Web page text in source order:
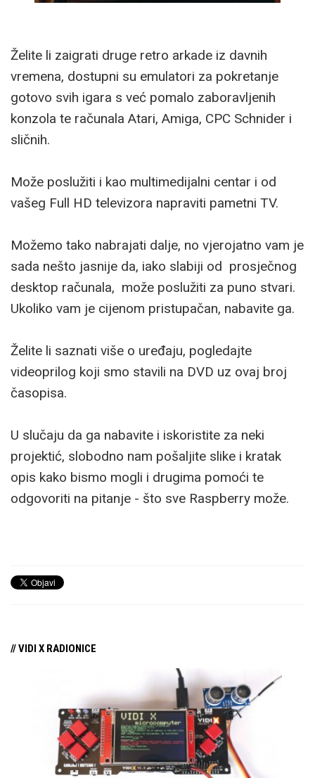
Želite li zaigrati druge retro arkade iz davnih
vremena, dostupni su emulatori za pokretanje
gotovo svih igara s već pomalo zaboravljenih
konzola te računala Atari, Amiga, CPC Schnider i
sličnih.
Može poslužiti i kao multimedijalni centar i od
vašeg Full HD televizora napraviti pametni TV.
Možemo tako nabrajati dalje, no vjerojatno vam je
sada nešto jasnije da, iako slabiji od prosječnog
desktop računala, može poslužiti za puno stvari.
Ukoliko vam je cijenom pristupačan, nabavite ga.
Želite li saznati više o uređaju, pogledajte
videoprilog koji smo stavili na DVD uz ovaj broj
časopisa.
U slučaju da ga nabavite i iskoristite za neki
projektić, slobodno nam pošaljite slike i kratak
opis kako bismo mogli i drugima pomoći te
odgovoriti na pitanje - što sve Raspberry može.
// VIDI X RADIONICE